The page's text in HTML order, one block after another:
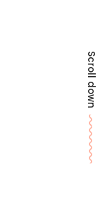
Scroll down